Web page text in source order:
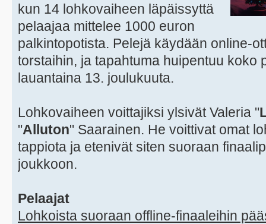
kun 14 lohkovaiheen läpäissyttä
pelaajaa mittelee 1000 euron
palkintopotista. Pelejä käydään online-
torstaihin, ja tapahtuma huipentuu koko
lauantaina 13. joulukuuta.
Lohkovaiheen voittajiksi ylsivät Valeria "
"Alluton" Saarainen. He voittivat omat
tappiota ja etenivät siten suoraan
joukkoon.
Pelaajat
Lohkoista suoraan offline-finaaleihin